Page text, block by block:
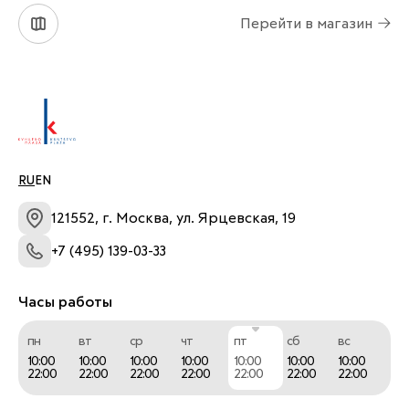
Платья с растительными принтами, невесомый
летний трикотаж и базовый деним: Gerard Darel
благородную сдержанность и исключительное
качество материалов.
предложением до -50% — уже онлайн и в
бутиках.
Перейти в магазин
RU EN
121552, г. Москва, ул. Ярцевская, 19
+7 (495) 139-03-33
Часы работы
пн
10:00
22:00
вт
10:00
22:00
ср
10:00
22:00
чт
10:00
22:00
пт
10:00
22:00
сб
10:00
22:00
вс
10:00
22:00